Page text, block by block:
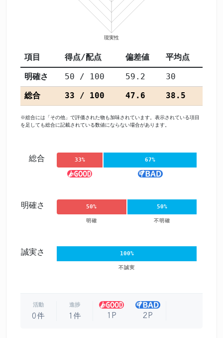
項目 得点/配点 偏差値 平均点
明確さ 50 / 100 59.2
30
総合
33 / 100 47.6 38.5
※総合には「その他」で評価された物も加味されています。表示されている項目
を足しても総合に記載されている数値にならない場合があります。
総合 33% 67%
明確さ 50%
明確
50%
不明確
誠実さ 100%
不誠実
活動
0件
進捗
1件 1P 2P